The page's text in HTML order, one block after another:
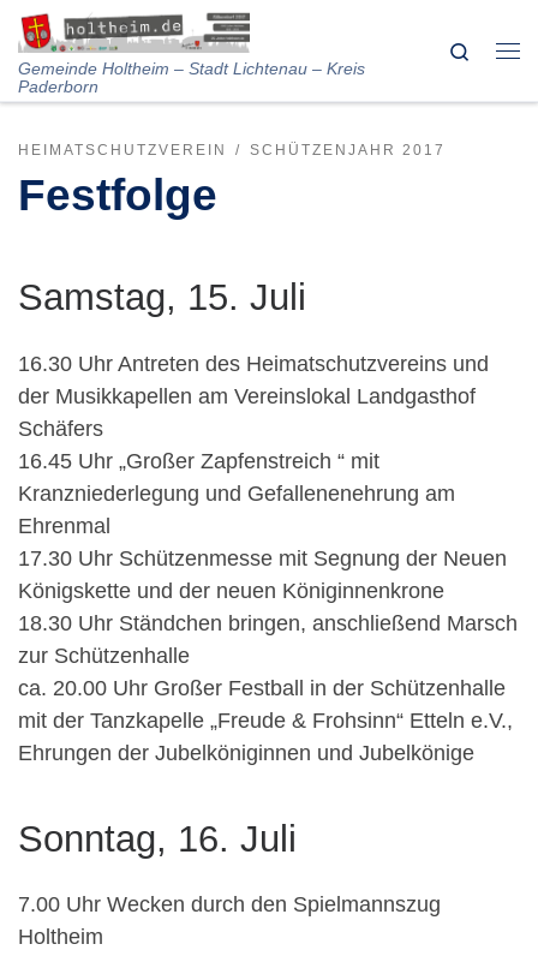
Skip to content
Gemeinde Holtheim – Stadt Lichtenau – Kreis
Paderborn
Search
HEIMATSCHUTZVEREIN SCHÜTZENJAHR 2017
Festfolge
Samstag, 15. Juli
16.30 Uhr Antreten des Heimatschutzvereins und
der Musikkapellen am Vereinslokal Landgasthof
Schäfers
16.45 Uhr „Großer Zapfenstreich “ mit
Kranzniederlegung und Gefallenenehrung am
Ehrenmal
17.30 Uhr Schützenmesse mit Segnung der Neuen
Königskette und der neuen Königinnenkrone
18.30 Uhr Ständchen bringen, anschließend Marsch
zur Schützenhalle
ca. 20.00 Uhr Großer Festball in der Schützenhalle
mit der Tanzkapelle „Freude & Frohsinn“ Etteln e.V.,
Ehrungen der Jubelköniginnen und Jubelkönige
Sonntag, 16. Juli
7.00 Uhr Wecken durch den Spielmannszug
Holtheim